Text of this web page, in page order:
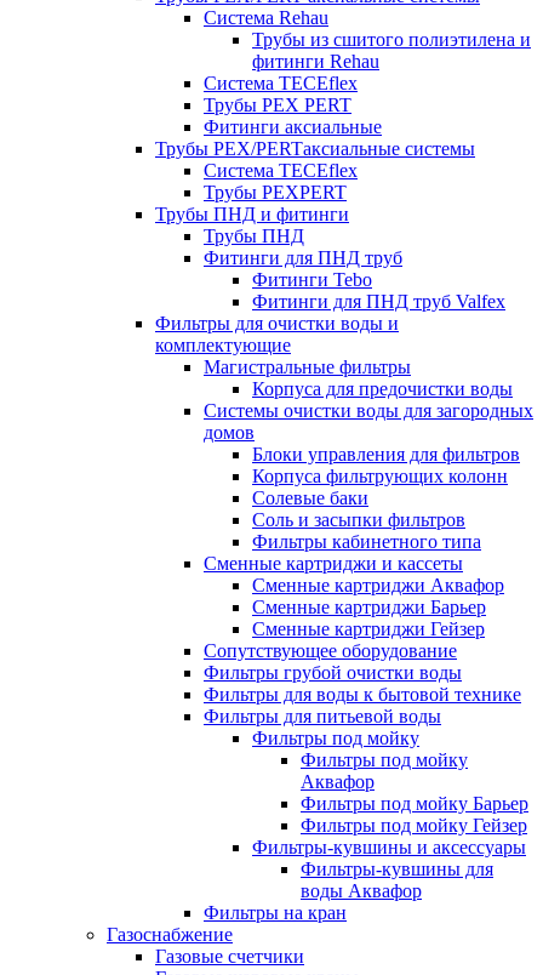
Система Rehau
Трубы из сшитого полиэтилена и
фитинги Rehau
Система TECEflex
Трубы PEX PERT
Фитинги аксиальные
Трубы PEX/PERTаксиальные системы
Система TECEflex
Трубы PEXPERT
Трубы ПНД и фитинги
Трубы ПНД
Фитинги для ПНД труб
Фитинги Tebo
Фитинги для ПНД труб Valfex
Фильтры для очистки воды и
комплектующие
Магистральные фильтры
Корпуса для предочистки воды
Системы очистки воды для загородных
домов
Блоки управления для фильтров
Корпуса фильтрующих колонн
Солевые баки
Соль и засыпки фильтров
Фильтры кабинетного типа
Сменные картриджи и кассеты
Сменные картриджи Аквафор
Сменные картриджи Барьер
Сменные картриджи Гейзер
Сопутствующее оборудование
Фильтры грубой очистки воды
Фильтры для воды к бытовой технике
Фильтры для питьевой воды
Фильтры под мойку
Фильтры под мойку
Аквафор
Фильтры под мойку Барьер
Фильтры под мойку Гейзер
Фильтры-кувшины и аксессуары
Фильтры-кувшины для
воды Аквафор
Фильтры на кран
Газоснабжение
Газовые счетчики